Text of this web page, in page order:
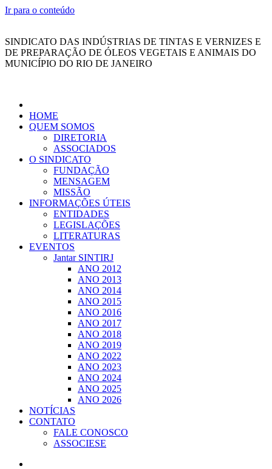
Ir para o conteúdo
SINDICATO DAS INDÚSTRIAS DE TINTAS E VERNIZES E
DE PREPARAÇÃO DE ÓLEOS VEGETAIS E ANIMAIS DO
MUNICÍPIO DO RIO DE JANEIRO
HOME
QUEM SOMOS
DIRETORIA
ASSOCIADOS
O SINDICATO
FUNDAÇÃO
MENSAGEM
MISSÃO
INFORMAÇÕES ÚTEIS
ENTIDADES
LEGISLAÇÕES
LITERATURAS
EVENTOS
Jantar SINTIRJ
ANO 2012
ANO 2013
ANO 2014
ANO 2015
ANO 2016
ANO 2017
ANO 2018
ANO 2019
ANO 2022
ANO 2023
ANO 2024
ANO 2025
ANO 2026
NOTÍCIAS
CONTATO
FALE CONOSCO
ASSOCIESE